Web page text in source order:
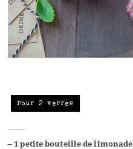
Pour 2 verres
–1 petite bouteille de limonade